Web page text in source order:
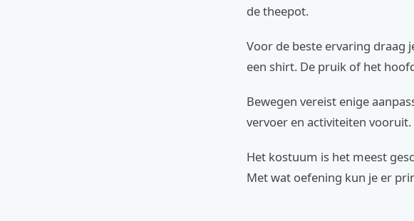
de theepot.
Voor de beste ervaring draag
een shirt. De pruik of het
Bewegen vereist enige
vervoer en activiteiten vooruit.
Het kostuum is het meest
Met wat oefening kun je er